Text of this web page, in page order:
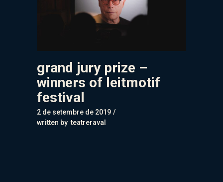
grand jury prize –
winners of leitmotif
festival
2 de setembre de 2019
written by teatreraval